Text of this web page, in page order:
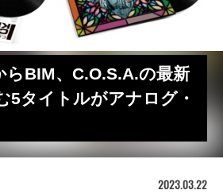
らBIM、C.O.S.A.の最新
5タイトルがアナログ・
2023.03.22